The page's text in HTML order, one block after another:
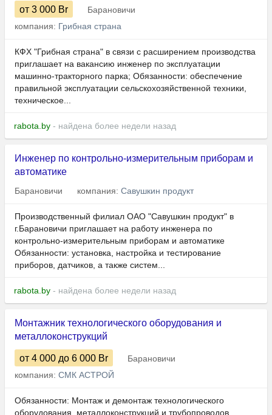
от 3 000 Br
Барановичи
компания: Грибная страна
КФХ "Грибная страна" в связи с расширением производства
приглашает на вакансию инженер по эксплуатации
машинно-тракторного парка; Обязанности: обеспечение
правильной эксплуатации сельскохозяйственной техники,
техническое...
rabota.by - найдена более недели назад
Инженер по контрольно-измерительным приборам и
автоматике
Барановичи компания: Савушкин продукт
Производственный филиал ОАО "Савушкин продукт" в
г.Барановичи приглашает на работу инженера по
контрольно-измерительным приборам и автоматике
Обязанности: установка, настройка и тестирование
приборов, датчиков, а также систем...
rabota.by - найдена более недели назад
Монтажник технологического оборудования и
металлоконструкций
от 4 000 до 6 000 Br
Барановичи
компания: СМК АСТРОЙ
Обязанности: Монтаж и демонтаж технологического
оборудования, металлоконструкций и трубопроводов.